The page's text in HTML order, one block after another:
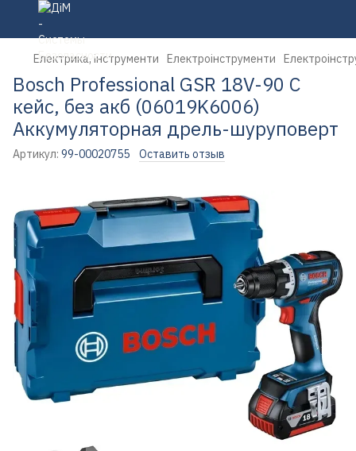
Електрика, інструменти Електроінструменти
Bosch Professional GSR 18V-90 C
кейс, без акб (06019K6006)
Аккумуляторная дрель-шуруповерт
Артикул: 99-00020755 Оставить отзыв